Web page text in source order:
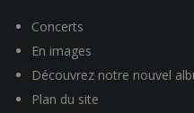
Concerts
En images
Découvrez notre nouvel
Plan du site